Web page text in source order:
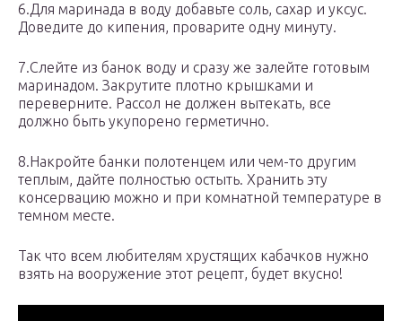
6.Для маринада в воду добавьте соль, сахар и уксус.
Доведите до кипения, проварите одну минуту.
7.Слейте из банок воду и сразу же залейте готовым
маринадом. Закрутите плотно крышками и
переверните. Рассол не должен вытекать, все
должно быть укупорено герметично.
8.Накройте банки полотенцем или чем-то другим
теплым, дайте полностью остыть. Хранить эту
консервацию можно и при комнатной температуре в
темном месте.
Так что всем любителям хрустящих кабачков нужно
взять на вооружение этот рецепт, будет вкусно!